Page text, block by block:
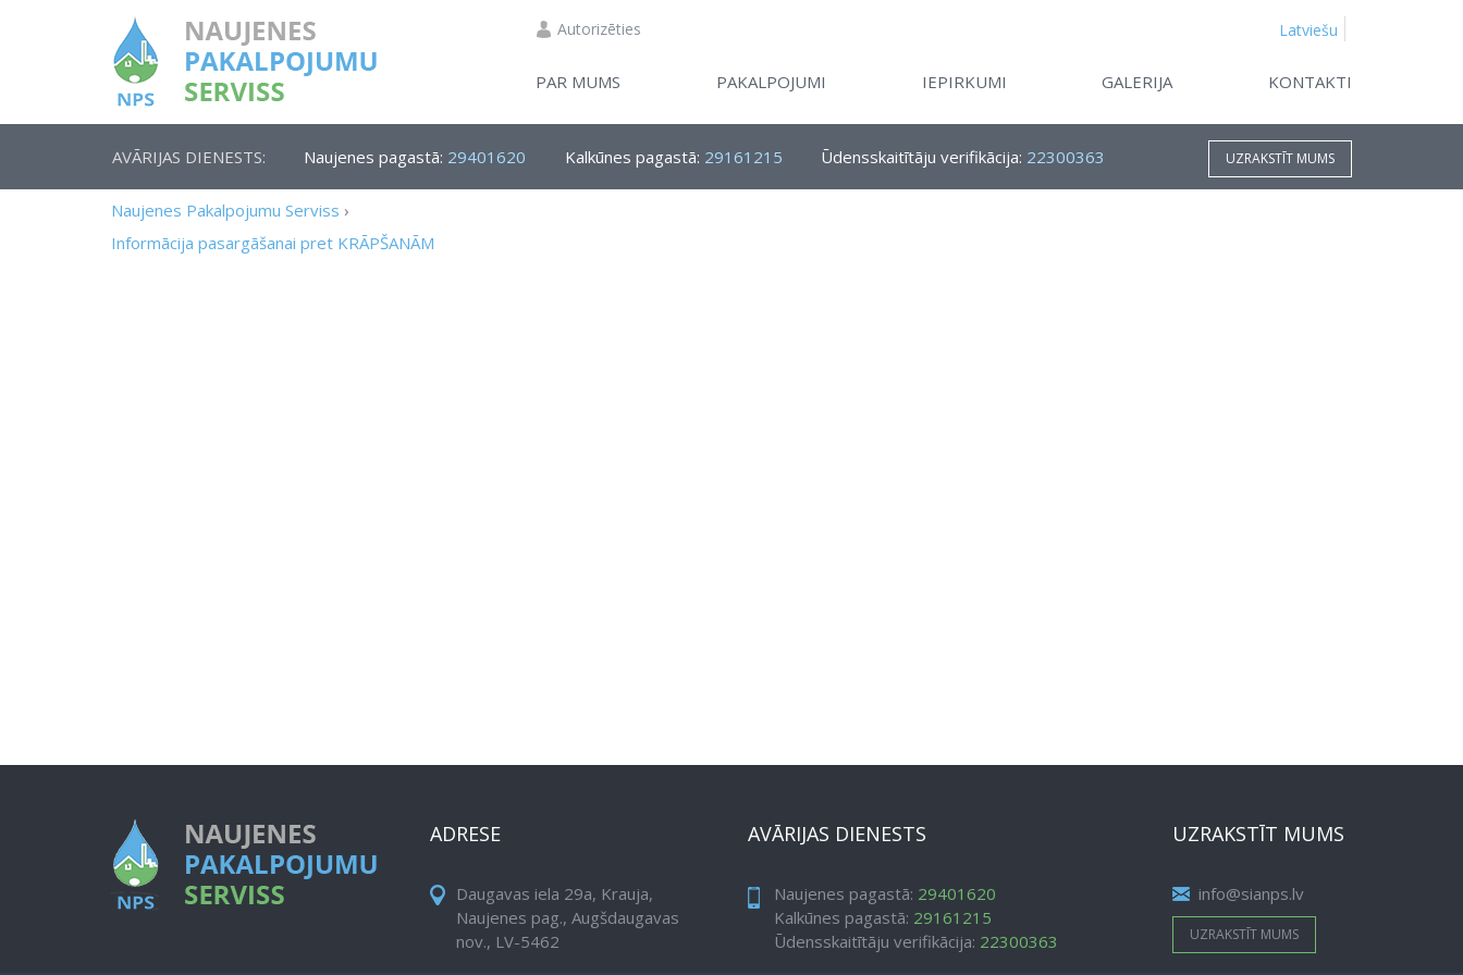
Autorizēties Latviešu
PAR MUMS PAKALPOJUMI IEPIRKUMI GALERIJA KONTAKTI
AVĀRIJAS DIENESTS: Naujenes pagastā: 29401620 Kalkūnes pagastā: 29161215 Ūdensskaitītāju verifikācija: 22300363 UZRAKSTĪT MUMS
Naujenes Pakalpojumu Serviss ›
Informācija pasargāšanai pret KRĀPŠANĀM
ADRESE
Daugavas iela 29a, Krauja,
Naujenes pag., Augšdaugavas
nov., LV-5462
AVĀRIJAS DIENESTS
Naujenes pagastā: 29401620
Kalkūnes pagastā: 29161215
Ūdensskaitītāju verifikācija: 22300363
UZRAKSTĪT MUMS
info@sianps.lv
UZRAKSTĪT MUMS